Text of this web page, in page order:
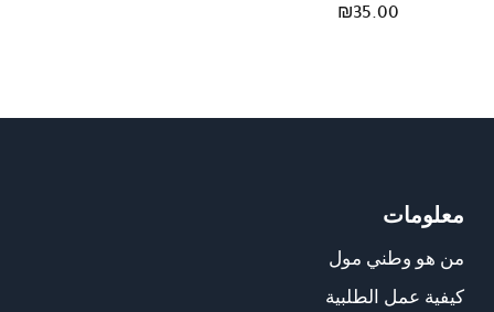
₪35.00
معلومات
من هو وطني مول
كيفية عمل الطلبية